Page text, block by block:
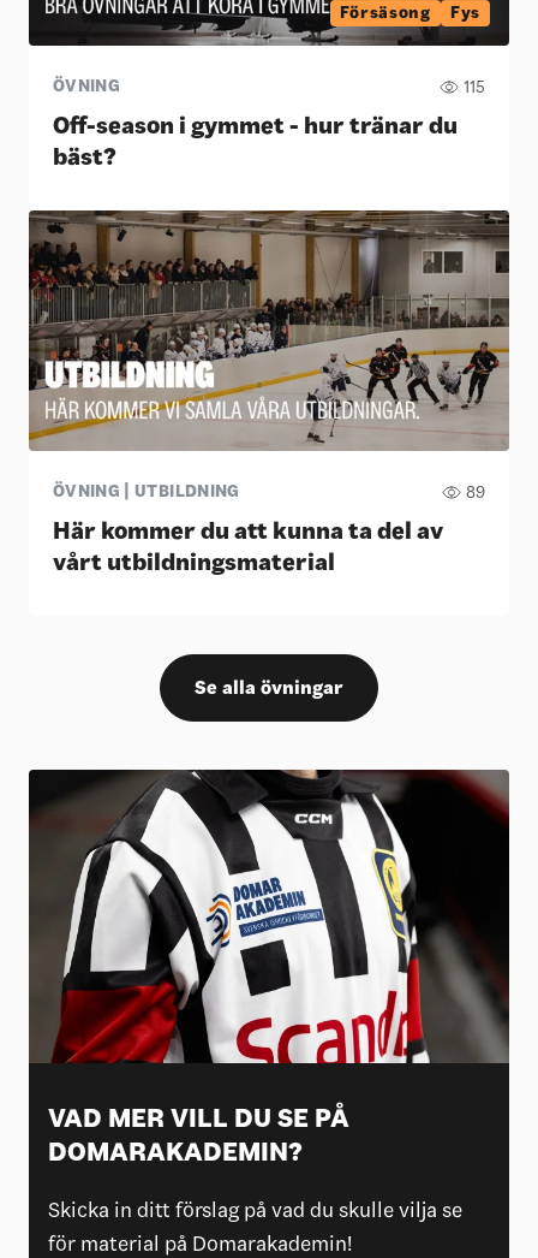
Försäsong Fys
ÖVNING 115
Off-season i gymmet - hur tränar du
bäst?
ÖVNING | UTBILDNING 89
Här kommer du att kunna ta del av
vårt utbildningsmaterial
Se alla övningar
VAD MER VILL DU SE PÅ
DOMARAKADEMIN?
Skicka in ditt förslag på vad du skulle vilja se
för material på Domarakademin!